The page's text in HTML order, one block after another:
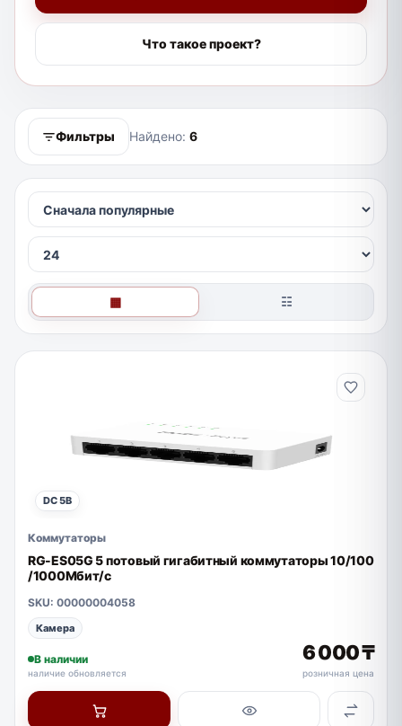
Что такое проект?
Фильтры Найдено: 6
▦ ☷
DC 5В
Коммутаторы
RG-ES05G 5 потовый гигабитный коммутаторы 10/100
/1000Мбит/с
SKU: 00000004058
Камера
В наличии
наличие обновляется
6 000 ₸
розничная цена